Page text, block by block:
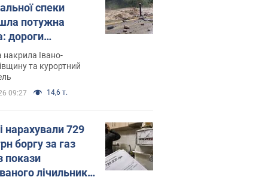
спеки
потужна
дороги
на
Відео
накрила Івано-
та курортний
09:27 14,6 т.
нарахували 729
боргу за газ
покази
лічильника: